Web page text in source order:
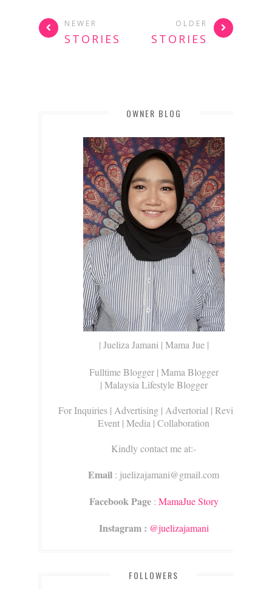
NEWER
STORIES
OLDER
STORIES
OWNER BLOG
| Jueliza Jamani | Mama Jue |
Fulltime Blogger | Mama Blogger
| Malaysia Lifestyle Blogger
For Inquiries | Advertising | Advertorial | Review |
Event | Media | Collaboration
Kindly contact me at:-
Email : juelizajamani@gmail.com
Facebook Page: MamaJue Story
Instagram : @juelizajamani
FOLLOWERS